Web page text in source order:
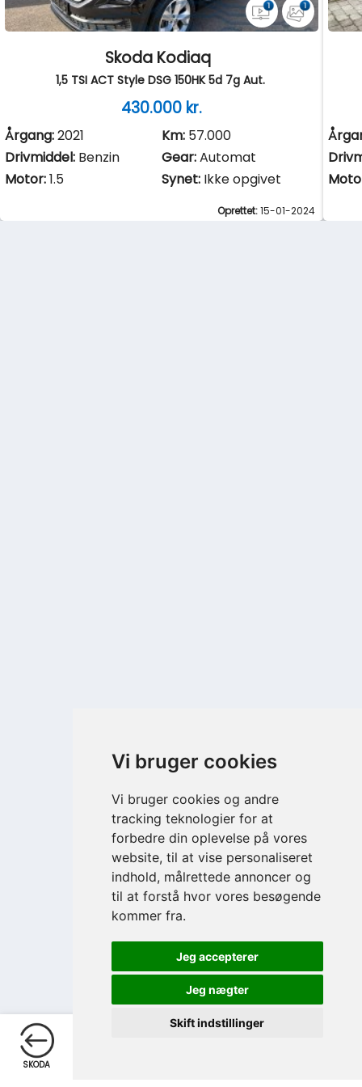
Vi bruger cookies
Vi bruger cookies og andre
tracking teknologier for at
forbedre din oplevelse på vores
website, til at vise personaliseret
indhold, målrettede annoncer og
til at forstå hvor vores besøgende
kommer fra.
Jeg accepterer
Jeg nægter
Skift indstillinger
SKODA
Skoda Kodiaq
1,5 TSI ACT Style DSG 150HK 5d 7g Aut.
430.000 kr.
Årgang:2021 Km:57.000
Drivmiddel: Benzin Gear:Automat
Motor:1.5 Synet:Ikke opgivet
Oprettet:15-01-2024